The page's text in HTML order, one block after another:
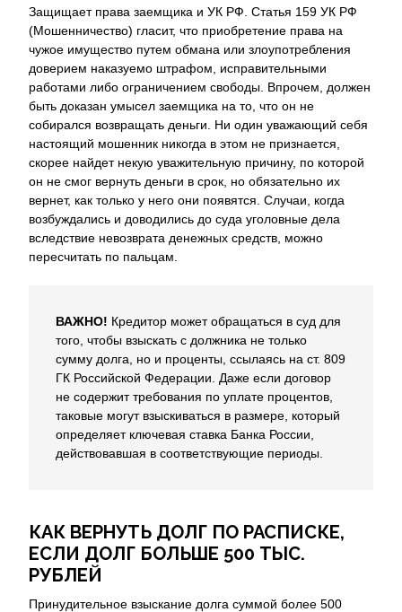
Защищает права заемщика и УК РФ. Статья 159 УК РФ
(Мошенничество) гласит, что приобретение права на
чужое имущество путем обмана или злоупотребления
доверием наказуемо штрафом, исправительными
работами либо ограничением свободы. Впрочем, должен
быть доказан умысел заемщика на то, что он не
собирался возвращать деньги. Ни один уважающий себя
настоящий мошенник никогда в этом не признается,
скорее найдет некую уважительную причину, по которой
он не смог вернуть деньги в срок, но обязательно их
вернет, как только у него они появятся. Случаи, когда
возбуждались и доводились до суда уголовные дела
вследствие невозврата денежных средств, можно
пересчитать по пальцам.
ВАЖНО! Кредитор может обращаться в суд для
того, чтобы взыскать с должника не только
сумму долга, но и проценты, ссылаясь на ст. 809
ГК Российской Федерации. Даже если договор
не содержит требования по уплате процентов,
таковые могут взыскиваться в размере, который
определяет ключевая ставка Банка России,
действовавшая в соответствующие периоды.
КАК ВЕРНУТЬ ДОЛГ ПО РАСПИСКЕ,
ЕСЛИ ДОЛГ БОЛЬШЕ 500 ТЫС.
РУБЛЕЙ
Принудительное взыскание долга суммой более 500